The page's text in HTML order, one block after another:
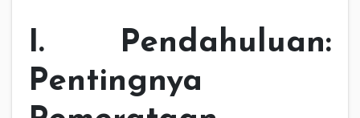
I. Pendahuluan:
Pentingnya